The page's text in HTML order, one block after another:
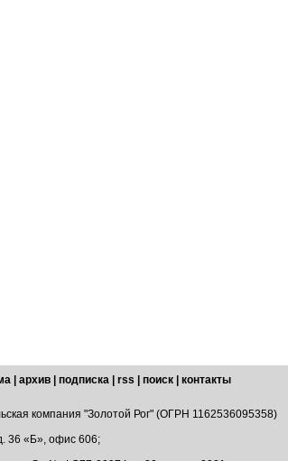
архив подписка rss поиск
контакты
компания "Золотой Рог" (ОГРН 1162536095358)
36 «Б», офис 606;